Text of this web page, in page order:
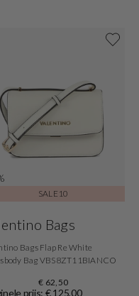
SALE10
Bags
Bags Flap Re White
Bag VBS8ZT11BIANCO
€ 62,50
prijs: € 125,00